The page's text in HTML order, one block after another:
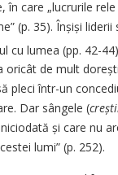
care „lucrurile
(p. 35). Înșiși
cu lumea (pp. 42-
oricât de mult
pleci într-un
Dar sângele (
și care nu
lumi” (p. 252).